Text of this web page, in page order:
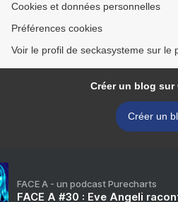
Cookies et données personnelles
Préférences cookies
Voir le profil de seckasysteme sur le
Créer un blog sur
Créer un
FACE A - un podcast Purecharts
FACE A #30 : Eve Angeli